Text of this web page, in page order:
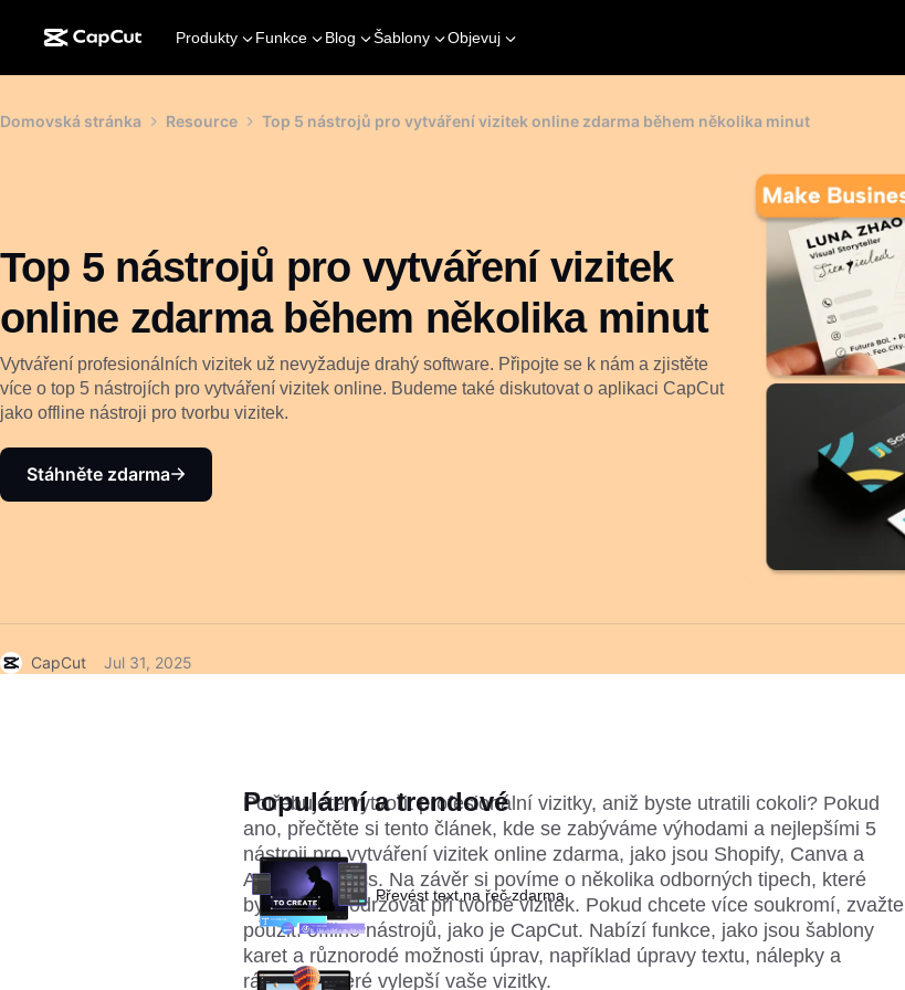
Produkty Funkce Blog Šablony Objevuj
Domovská stránka Resource Top 5 nástrojů pro vytváření vizitek online zdarma během několika minut
Top 5 nástrojů pro vytváření vizitek
online zdarma během několika minut
Vytváření profesionálních vizitek už nevyžaduje drahý software. Připojte se k nám a zjistěte
více o top 5 nástrojích pro vytváření vizitek online. Budeme také diskutovat o aplikaci CapCut
jako offline nástroji pro tvorbu vizitek.
Stáhněte zdarma
CapCut Jul 31, 2025
Potřebujete vytvořit profesionální vizitky, aniž byste utratili cokoli? Pokud
ano, přečtěte si tento článek, kde se zabýváme výhodami a nejlepšími 5
nástroji pro vytváření vizitek online zdarma, jako jsou Shopify, Canva a
Adobe Express. Na závěr si povíme o několika odborných tipech, které
byste měli dodržovat při tvorbě vizitek. Pokud chcete více soukromí, zvažte
použití offline nástrojů, jako je CapCut. Nabízí funkce, jako jsou šablony
karet a různorodé možnosti úprav, například úpravy textu, nálepky a
rámečky, které vylepší vaše vizitky.
Populární a trendové
Převést text na řeč zdarma